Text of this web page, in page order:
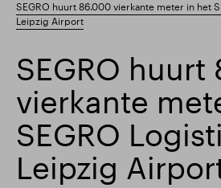
search
Search
for
SEGRO huurt 86.000 vierkante meter in het
Leipzig Airport
SEGRO
vierkante
SEGRO
Leipzig